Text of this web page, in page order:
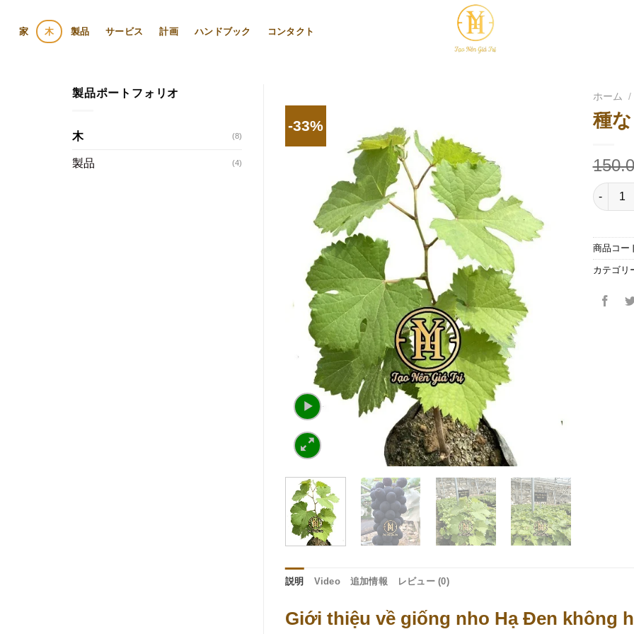
家 木 製品 サービス 計画 ハンドブック コンタクト
製品ポートフォリオ
木 (8)
製品 (4)
-33%
ホーム /
種
数量
商品コー
カテゴリ
説明 Video 追加情報 レビュー (0)
Giới thiệu về giống nho Hạ Đen không